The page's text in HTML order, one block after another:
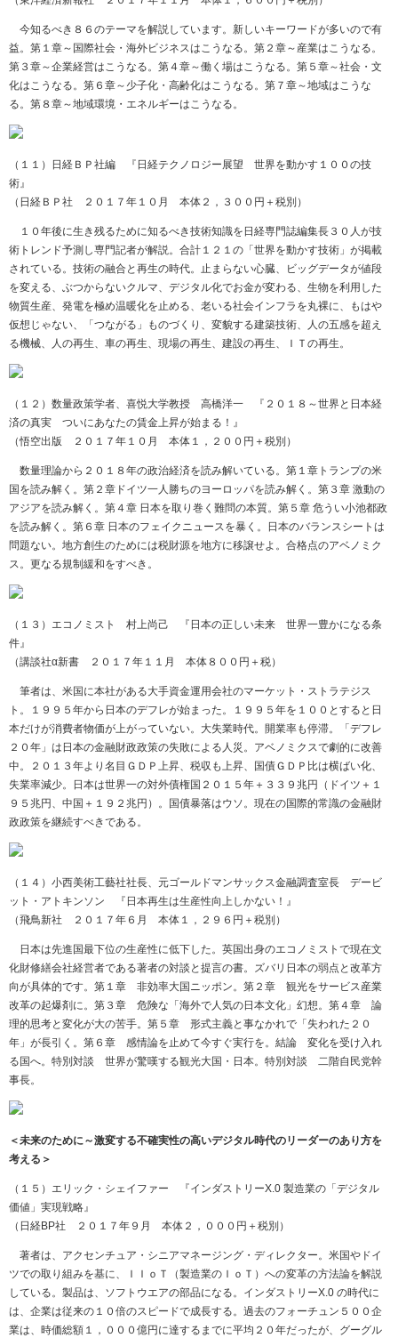
今知るべき８６のテーマを解説しています。新しいキーワードが多いので有
益。第１章～国際社会・海外ビジネスはこうなる。第２章～産業はこうなる。
第３章～企業経営はこうなる。第４章～働く場はこうなる。第５章～社会・文
化はこうなる。第６章～少子化・高齢化はこうなる。第７章～地域はこうな
る。第８章～地域環境・エネルギーはこうなる。
（１１）日経ＢＰ社編 『日経テクノロジー展望 世界を動かす１００の技
術』
（日経ＢＰ社 ２０１７年１０月 本体２，３００円＋税別）
１０年後に生き残るために知るべき技術知識を日経専門誌編集長３０人が技
術トレンド予測し専門記者が解説。合計１２１の「世界を動かす技術」が掲載
されている。技術の融合と再生の時代。止まらない心臓、ビッグデータが値段
を変える、ぶつからないクルマ、デジタル化でお金が変わる、生物を利用した
物質生産、発電を極め温暖化を止める、老いる社会インフラを丸裸に、もはや
仮想じゃない、「つながる」ものづくり、変貌する建築技術、人の五感を超え
る機械、人の再生、車の再生、現場の再生、建設の再生、ＩＴの再生。
（１２）数量政策学者、喜悦大学教授 高橋洋一 『２０１８～世界と日本経
済の真実 ついにあなたの賃金上昇が始まる！』
（悟空出版 ２０１７年１０月 本体１，２００円＋税別）
数量理論から２０１８年の政治経済を読み解いている。第１章トランプの米
国を読み解く。第２章ドイツ一人勝ちのヨーロッパを読み解く。第３章 激動の
アジアを読み解く。第４章 日本を取り巻く難問の本質。第５章 危うい小池都政
を読み解く。第６章 日本のフェイクニュースを暴く。日本のバランスシートは
問題ない。地方創生のためには税財源を地方に移譲せよ。合格点のアベノミク
ス。更なる規制緩和をすべき。
（１３）エコノミスト 村上尚己 『日本の正しい未来 世界一豊かになる条
件』
（講談社α新書 ２０１７年１１月 本体８００円＋税）
筆者は、米国に本社がある大手資金運用会社のマーケット・ストラテジス
ト。１９９５年から日本のデフレが始まった。１９９５年を１００とすると日
本だけが消費者物価が上がっていない。大失業時代。開業率も停滞。「デフレ
２０年」は日本の金融財政政策の失敗による人災。アベノミクスで劇的に改善
中。２０１３年より名目ＧＤＰ上昇、税収も上昇、国債ＧＤＰ比は横ばい化、
失業率減少。日本は世界一の対外債権国２０１５年＋３３９兆円（ドイツ＋１
９５兆円、中国＋１９２兆円）。国債暴落はウソ。現在の国際的常識の金融財
政政策を継続すべきである。
（１４）小西美術工藝社社長、元ゴールドマンサックス金融調査室長 デービ
ット・アトキンソン 『日本再生は生産性向上しかない！』
（飛鳥新社 ２０１７年６月 本体１，２９６円＋税別）
日本は先進国最下位の生産性に低下した。英国出身のエコノミストで現在文
化財修繕会社経営者である著者の対談と提言の書。ズバリ日本の弱点と改革方
向が具体的です。第１章 非効率大国ニッポン。第２章 観光をサービス産業
改革の起爆剤に。第３章 危険な「海外で人気の日本文化」幻想。第４章 論
理的思考と変化が大の苦手。第５章 形式主義と事なかれで「失われた２０
年」が長引く。第６章 感情論を止めて今すぐ実行を。結論 変化を受け入れ
る国へ。特別対談 世界が驚嘆する観光大国・日本。特別対談 二階自民党幹
事長。
＜未来のために～激変する不確実性の高いデジタル時代のリーダーのあり方を
考える＞
（１５）エリック・シェイファー 『インダストリーX.0 製造業の「デジタル
価値」実現戦略』
（日経BP社 ２０１７年９月 本体２，０００円＋税別）
著者は、アクセンチュア・シニアマネージング・ディレクター。米国やドイ
ツでの取り組みを基に、ＩＩｏＴ（製造業のＩｏＴ）への変革の方法論を解説
している。製品は、ソフトウエアの部品になる。インダストリーX.0 の時代に
は、企業は従来の１０倍のスピードで成長する。過去のフォーチュン５００企
業は、時価総額１，０００億円に達するまでに平均２０年だったが、グーグル